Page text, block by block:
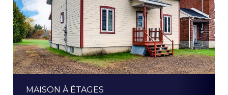
MAISON À ÉTAGES